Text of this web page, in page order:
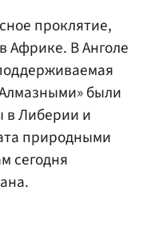
проклятие,
Африке. В Анголе
были
в Либерии и
природными
сегодня